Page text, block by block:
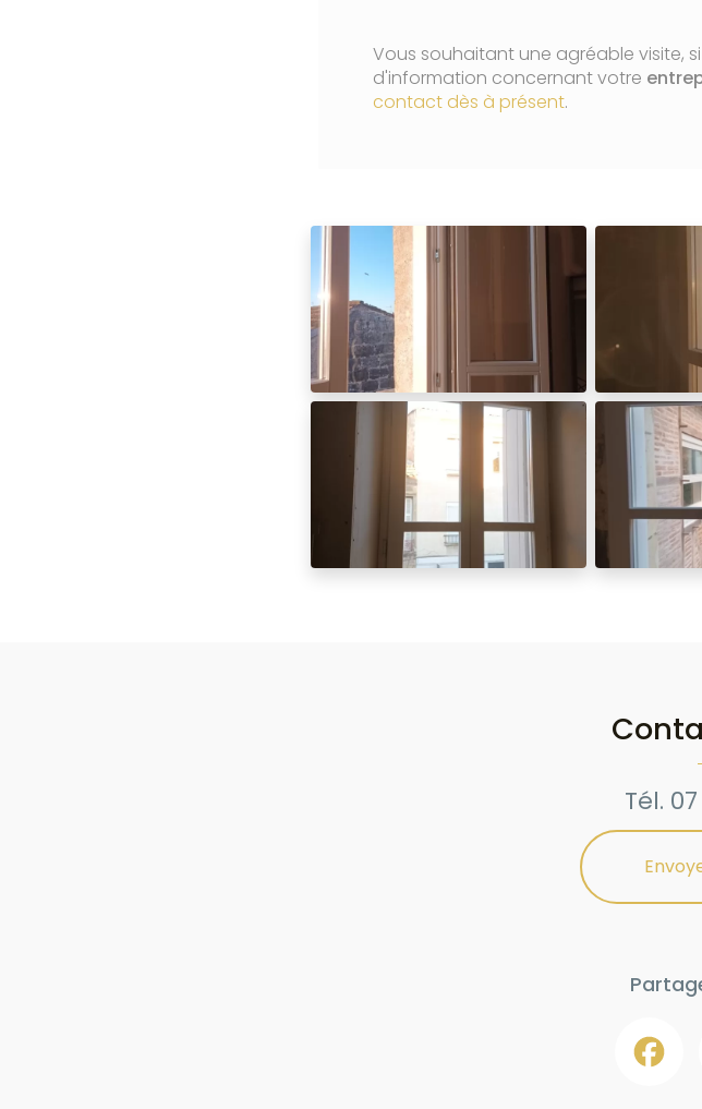
Vous souhaitant une agréable visite,
d'information concernant votre
contact dès à présent.
Tél.